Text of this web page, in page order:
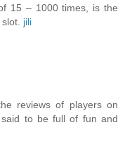
15 – 1000 times, is the
jili
reviews of players on
to be full of fun and